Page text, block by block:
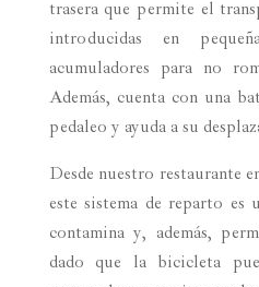
trasera que permite el
introducidas en
acumuladores para no
Además, cuenta con una
pedaleo y ayuda a su
Desde nuestro restaurante
este sistema de reparto es
contamina y, además,
dado que la bicicleta